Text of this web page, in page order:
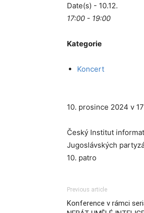
Date(s) - 10.12.
17:00 - 19:00
Kategorie
Koncert
10. prosince 2024 v
Český Institut
Jugoslávských
10. patro
Previous article
Konference v rámci